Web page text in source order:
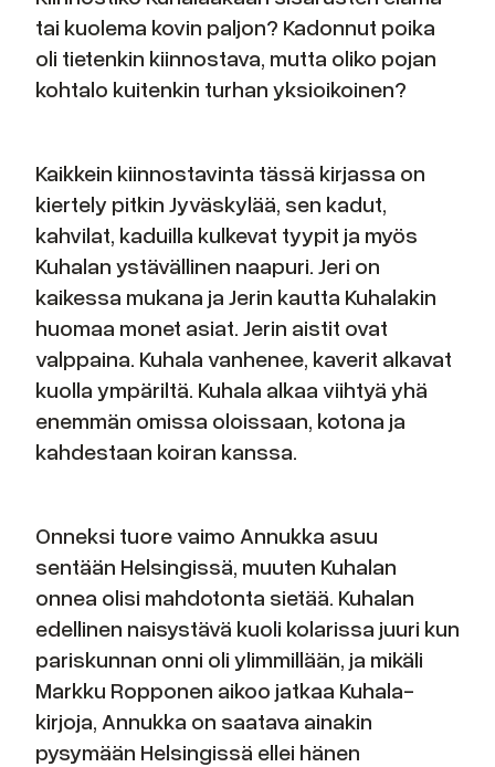
tai kuolema kovin paljon? Kadonnut poika
oli tietenkin kiinnostava, mutta oliko pojan
kohtalo kuitenkin turhan yksioikoinen?
Kaikkein kiinnostavinta tässä kirjassa on
kiertely pitkin Jyväskylää, sen kadut,
kahvilat, kaduilla kulkevat tyypit ja myös
Kuhalan ystävällinen naapuri. Jeri on
kaikessa mukana ja Jerin kautta Kuhalakin
huomaa monet asiat. Jerin aistit ovat
valppaina. Kuhala vanhenee, kaverit alkavat
kuolla ympäriltä. Kuhala alkaa viihtyä yhä
enemmän omissa oloissaan, kotona ja
kahdestaan koiran kanssa.
Onneksi tuore vaimo Annukka asuu
sentään Helsingissä, muuten Kuhalan
onnea olisi mahdotonta sietää. Kuhalan
edellinen naisystävä kuoli kolarissa juuri kun
pariskunnan onni oli ylimmillään, ja mikäli
Markku Ropponen aikoo jatkaa Kuhala-
kirjoja, Annukka on saatava ainakin
pysymään Helsingissä ellei hänen